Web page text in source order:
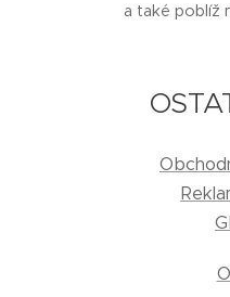
a také poblíž